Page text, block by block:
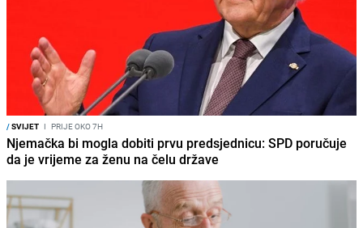
/SVIJET I PRIJE OKO 7H
Njemačka bi mogla dobiti prvu predsjednicu: SPD poručuje
da je vrijeme za ženu na čelu države